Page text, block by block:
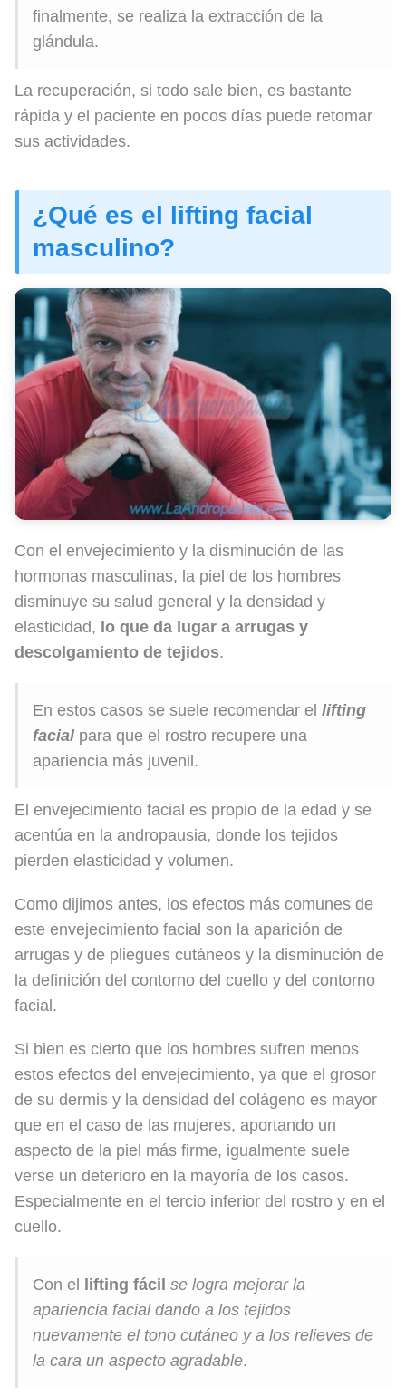
finalmente, se realiza la extracción de la
glándula.
La recuperación, si todo sale bien, es bastante
rápida y el paciente en pocos días puede retomar
sus actividades.
¿Qué es el lifting facial
masculino?
Con el envejecimiento y la disminución de las
hormonas masculinas, la piel de los hombres
disminuye su salud general y la densidad y
elasticidad, lo que da lugar a arrugas y
descolgamiento de tejidos.
En estos casos se suele recomendar el lifting
facialpara que el rostro recupere una
apariencia más juvenil.
El envejecimiento facial es propio de la edad y se
acentúa en la andropausia, donde los tejidos
pierden elasticidad y volumen.
Como dijimos antes, los efectos más comunes de
este envejecimiento facial son la aparición de
arrugas y de pliegues cutáneos y la disminución de
la definición del contorno del cuello y del contorno
facial.
Si bien es cierto que los hombres sufren menos
estos efectos del envejecimiento, ya que el grosor
de su dermis y la densidad del colágeno es mayor
que en el caso de las mujeres, aportando un
aspecto de la piel más firme, igualmente suele
verse un deterioro en la mayoría de los casos.
Especialmente en el tercio inferior del rostro y en el
cuello.
Con el lifting fácil se logra mejorar la
apariencia facial dando a los tejidos
nuevamente el tono cutáneo y a los relieves de
la cara un aspecto agradable.